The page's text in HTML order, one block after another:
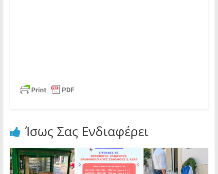
Ίσως Σας Ενδιαφέρει